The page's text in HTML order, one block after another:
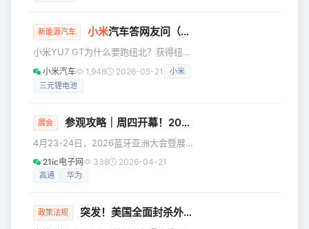
理能力的基础上，大幅提升了推理的速
度和精度，是行业内具备开创性的方
案，在精度上超越显式 CoT、在速度上
对齐“仅答案”预测的潜空间 CoT 方案。
现在，我们将Xiaomi OneVL 的**模型
新能源汽车 小米汽车答网友问（第242集）
小米YU7 GT为什么要跑纽北？获得纽北
最速SUV成绩的YU7 GT是哪个版本？
纽博格林北环赛道是全球验证弯道性能
等，这会放大车辆驾驶中的每一个问
题。YU7 GT的圈速表现非常出色，但这
并非YU7 GT在纽北持续打磨的最终目
的，而是持续测试中的收益之一。 跑纽
北，是为了验证车辆在各种极端环境中
「
小米汽车 1,946 2026-05-21
小米
三元锂电池
展会 参观攻略｜周四开幕！2026蓝牙亚洲大会暨展览 & UPF测试大会 最后注册机会！
4月23-24日，2026蓝牙亚洲大会暨展
览（Bluetooth Asia 2026）将在深圳会
展中心（福田）5号馆启幕。作为蓝牙行
会者及50位行业演讲嘉宾。蓝牙技术联
21ic电子网 338 2026-04-21
高通 华为
政策法规 突发！美国全面封杀外国路由器，随身Wi-Fi也中招